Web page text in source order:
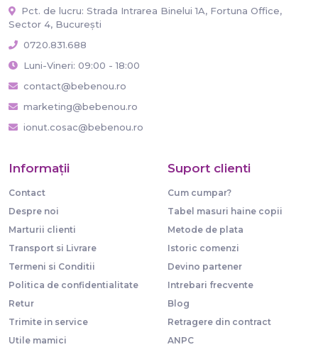
Pct. de lucru: Strada Intrarea Binelui 1A, Fortuna Office,
Sector 4, București
0720.831.688
Luni-Vineri: 09:00 - 18:00
contact@bebenou.ro
marketing@bebenou.ro
ionut.cosac@bebenou.ro
Informaţii
Contact
Despre noi
Marturii clienti
Transport si Livrare
Termeni si Conditii
Politica de confidentialitate
Retur
Trimite in service
Utile mamici
Suport clienti
Cum cumpar?
Tabel masuri haine copii
Metode de plata
Istoric comenzi
Devino partener
Intrebari frecvente
Blog
Retragere din contract
ANPC